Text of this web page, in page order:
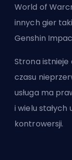
World of
innych gier
Genshin
Strona istnieje
czasu
usługa ma
i wielu
kontrowersji.